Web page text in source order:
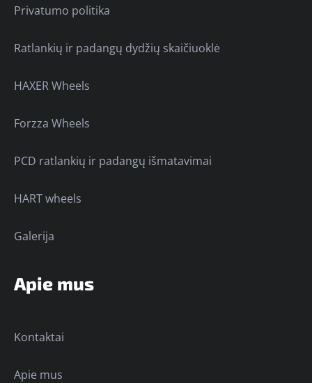
Privatumo politika
Ratlankių ir padangų dydžių skaičiuoklė
HAXER Wheels
Forzza Wheels
PCD ratlankių ir padangų išmatavimai
HART wheels
Galerija
Apie mus
Kontaktai
Apie mus